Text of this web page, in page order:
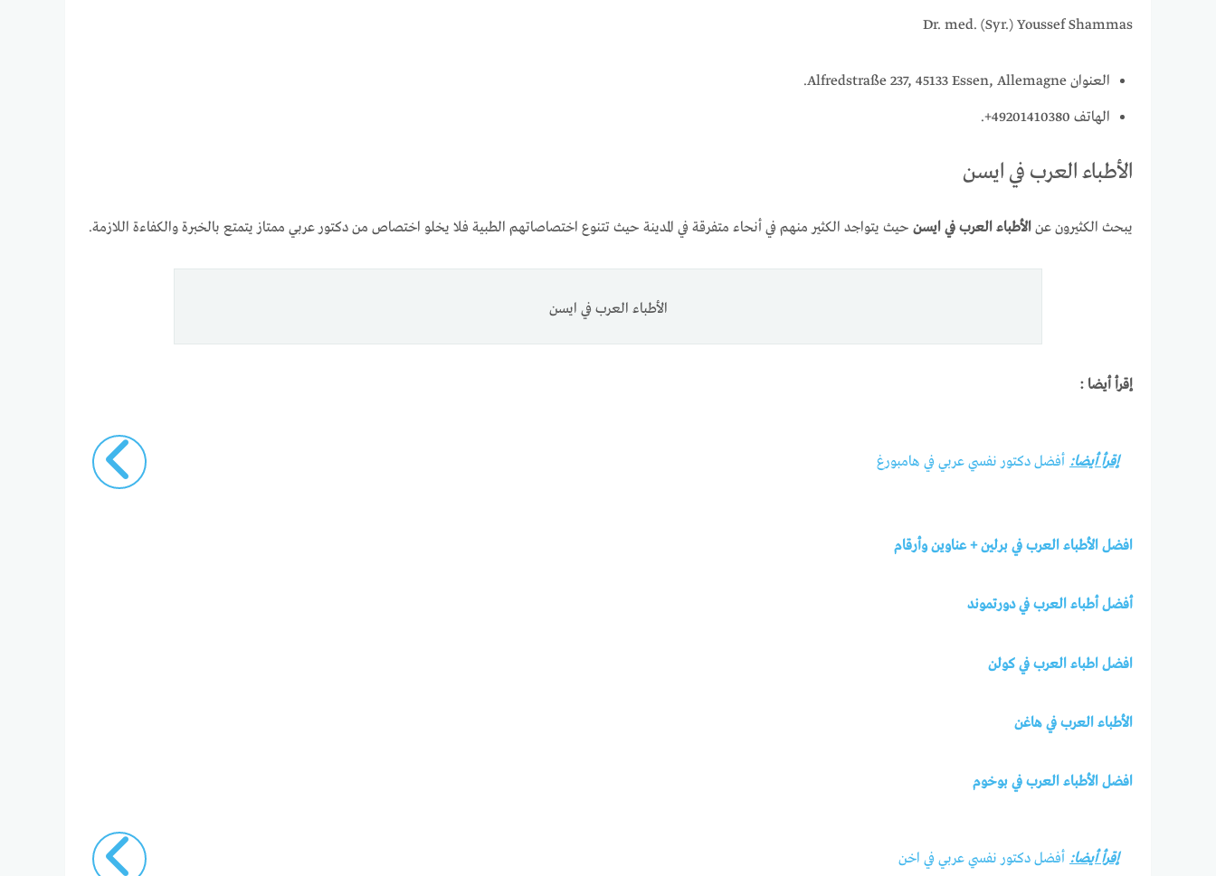
Dr. med. (Syr.) Youssef Shammas
العنوان Alfredstraße 237, 45133 Essen, Allemagne.
الهاتف 49201410380+.
الأطباء العرب في ايسن
يبحث الكثيرون عن الأطباء العرب في ايسن حيث يتواجد الكثير منهم في أنحاء متفرقة في المدينة حيث تتنوع اختصاصاتهم الطبية فلا يخلو اختصاص من دكتور عربي ممتاز يتمتع بالخبرة والكفاءة اللازمة.
الأطباء العرب في ايسن
إقرأ أيضا :
إقرأ أيضا: أفضل دكتور نفسي عربي في هامبورغ
افضل الأطباء العرب في برلين + عناوين وأرقام
أفضل أطباء العرب في دورتموند
افضل اطباء العرب في كولن
الأطباء العرب في هاغن
افضل الأطباء العرب في بوخوم
إقرأ أيضا: أفضل دكتور نفسي عربي في اخن